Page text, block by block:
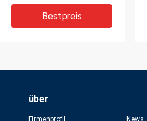
Bestpreis
über
Firmenprofil News